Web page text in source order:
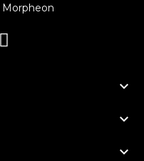
Morpheon


